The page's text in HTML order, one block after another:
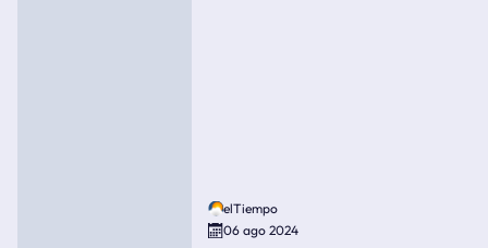
elTiempo
06 ago 2024